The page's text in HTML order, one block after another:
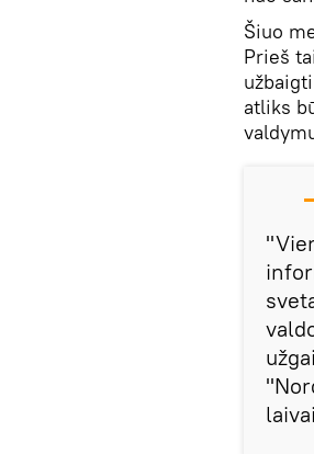
Šiuo
Prieš
atliks